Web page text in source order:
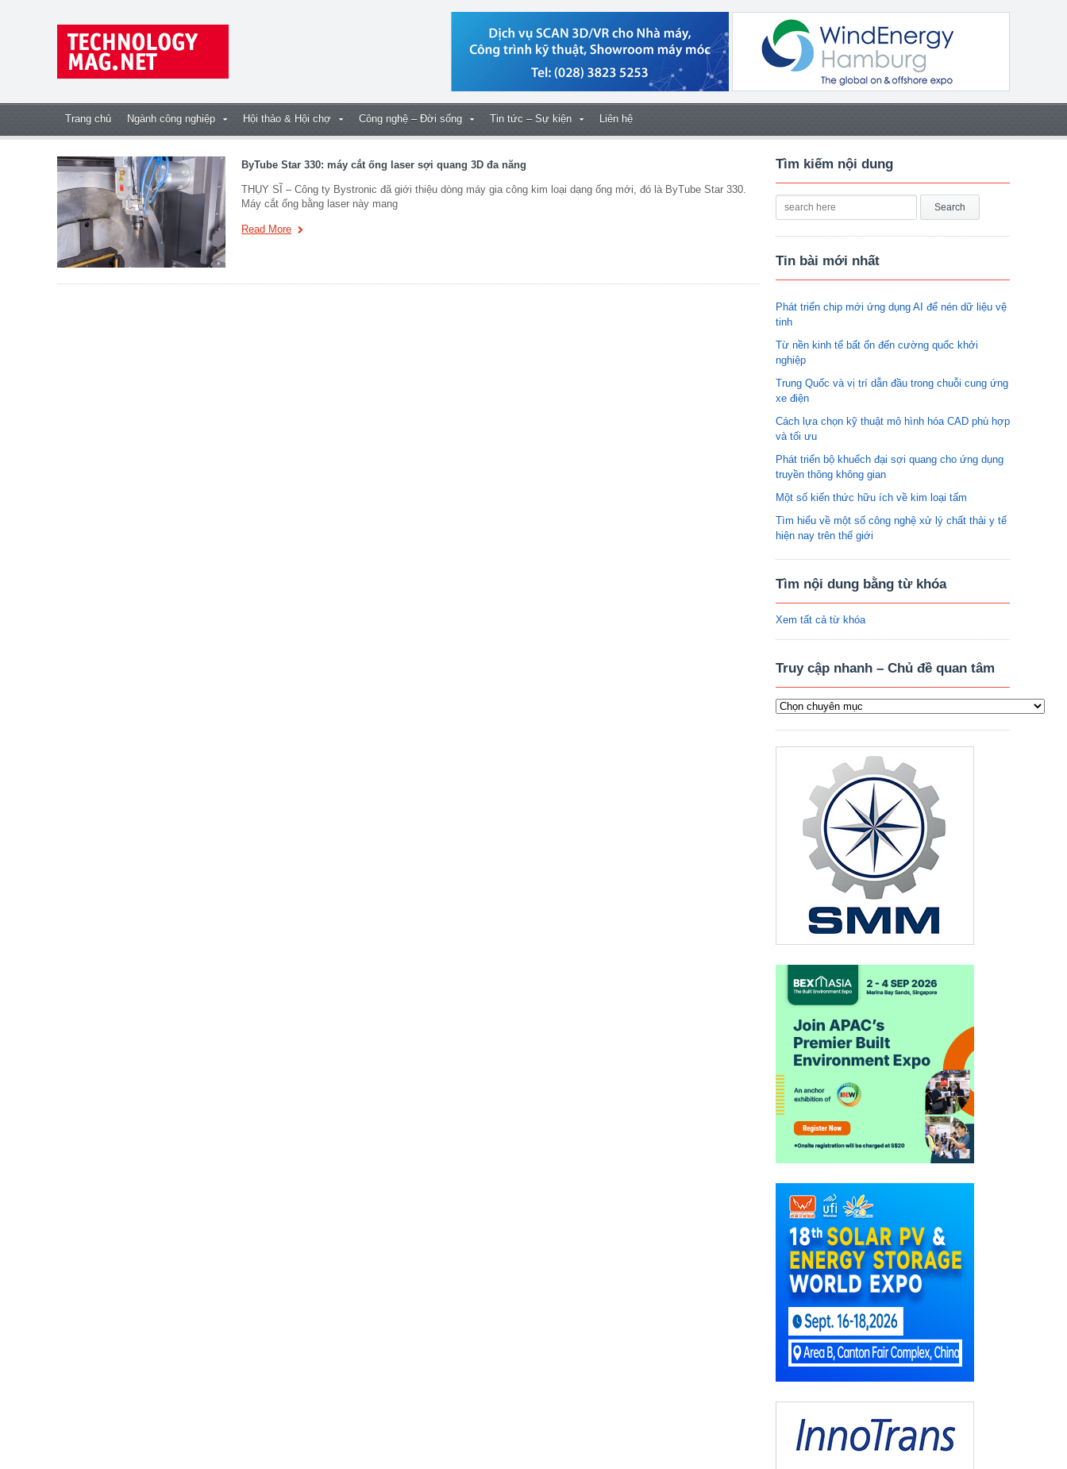
Trang chủ Ngành công nghiệp Hội thảo & Hội chợ Công nghệ – Đời sống Tin tức – Sự kiện Liên hệ
ByTube Star 330: máy cắt ống laser sợi quang 3D đa năng
THỤY SĨ – Công ty Bystronic đã giới thiệu dòng máy gia công kim loại dạng ống mới, đó là ByTube Star 330.
Máy cắt ống bằng laser này mang
Read More
Tìm kiếm nội dung
Tin bài mới nhất
Phát triển chip mới ứng dụng AI để nén dữ liệu vệ
tinh
Từ nền kinh tế bất ổn đến cường quốc khởi
nghiệp
Trung Quốc và vị trí dẫn đầu trong chuỗi cung ứng
xe điện
Cách lựa chọn kỹ thuật mô hình hóa CAD phù hợp
và tối ưu
Phát triển bộ khuếch đại sợi quang cho ứng dụng
truyền thông không gian
Một số kiến thức hữu ích về kim loại tấm
Tìm hiểu về một số công nghệ xử lý chất thải y tế
hiện nay trên thế giới
Tìm nội dung bằng từ khóa
Xem tất cả từ khóa
Truy cập nhanh – Chủ đề quan tâm